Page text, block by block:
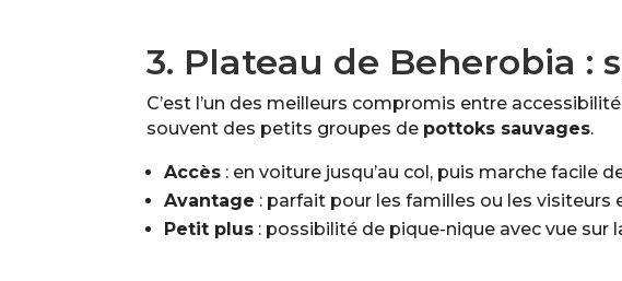
3. Plateau de Beherobia :
C’est l’un des meilleurs compromis entre
souvent des petits groupes de pottoks sauvages.
Accès : en voiture jusqu’au col, puis marche facile
Avantage : parfait pour les familles ou les visiteurs
Petit plus : possibilité de pique-nique avec vue sur